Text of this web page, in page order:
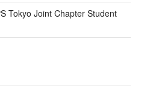
Tokyo Joint Chapter Student